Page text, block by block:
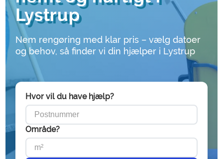
Lystrup
Nem rengøring med klar pris – vælg datoer
og behov, så finder vi din hjælper i Lystrup
Hvor vil du have hjælp?
Område?